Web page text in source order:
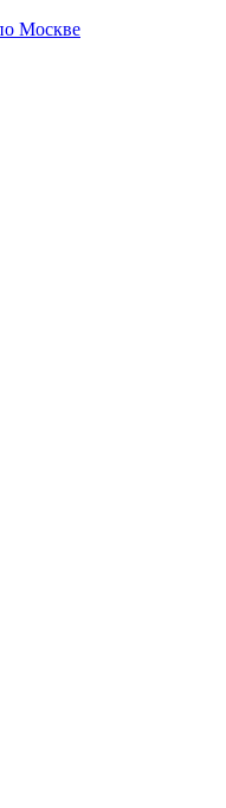
Москве